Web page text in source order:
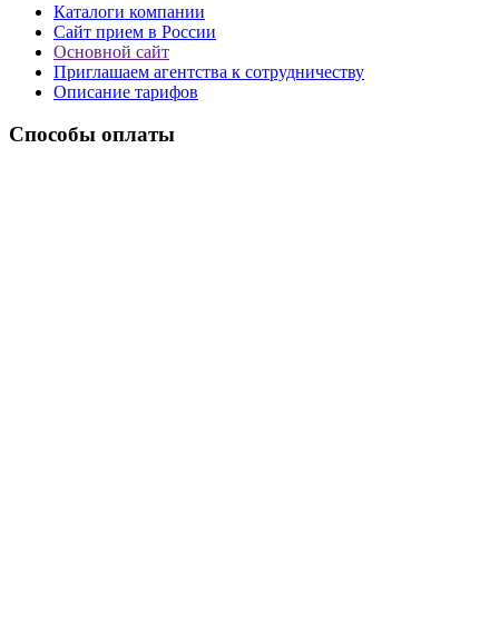
Каталоги компании
Сайт прием в России
Основной сайт
Приглашаем агентства к сотрудничеству
Описание тарифов
Способы оплаты